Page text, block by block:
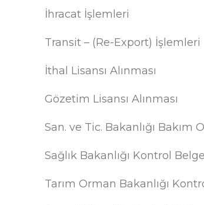
İhracat İşlemleri
Transit – (Re-Export) İşlemleri
İthal Lisansı Alınması
Gözetim Lisansı Alınması
San. ve Tic. Bakanlığı Bakım
Sağlık Bakanlığı Kontrol
Tarım Orman Bakanlığı